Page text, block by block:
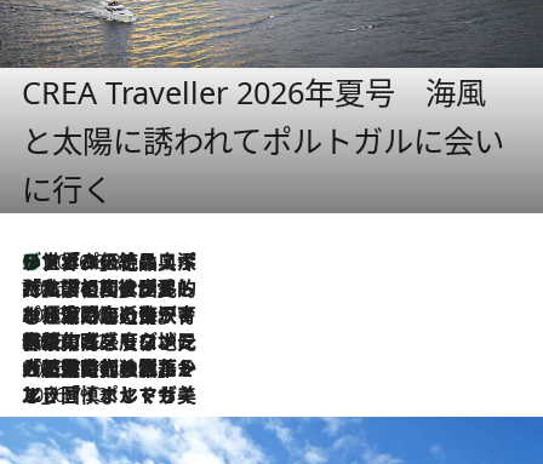
CREA Traveller 2026年夏号 海風
と太陽に誘われてポルトガルに会い
に行く
2026.8.8
リスボンの絶品スイーツ「パステル・デ・ナタ」とは？ポルトガル伝統の奥深い世界へ
2026.7.27
「私の祖国はポルトガル語です」国民的詩人フェルナンド・ペソアと、彼が愛した文学の街を歩く
2026.7.26
ポルトガル近海が育む極上の海の幸。キリリと冷えた白ワインと愉しむ、シーフード専門店の贅沢
2026.7.22
伝統の味をモダンに昇華。高感度な地元客が集う、リスボンの最旬ガストロノミー
2026.7.21
大航海時代の栄華から、震災、独裁、そして革命へ。ポルトガル・首都リスボンの石畳に刻まれた「歴史の光と影」
2026.7.13
エッセイ・ヤマザキマリ「慎ましくも美しき国 ポルトガル」